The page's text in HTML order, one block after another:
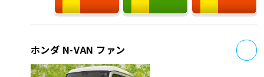
ホンダ N-VAN ファン